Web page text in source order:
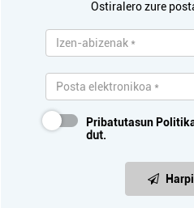
Ostiralero zure
Pribatutasun
dut.